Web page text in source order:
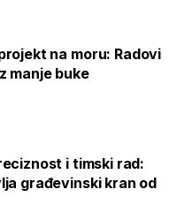
na moru: Radovi
manje buke
i timski rad:
građevinski kran od